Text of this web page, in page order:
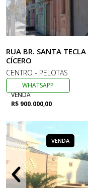
RUA BR. SANTA
CÍCERO
CENTRO - PELOTAS
WHATSAPP
VENDA
R$ 900.000,00
VENDA